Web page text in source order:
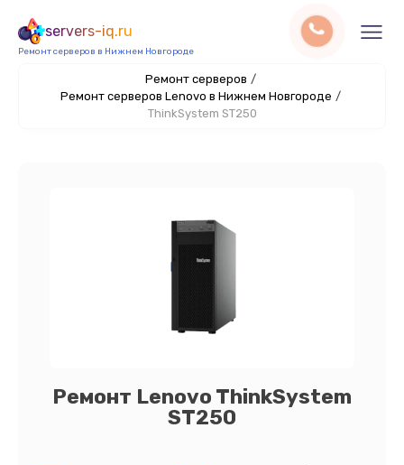
servers-iq.ru
Ремонт серверов в Нижнем Новгороде
Ремонт серверов /
Ремонт серверов Lenovo в Нижнем Новгороде /
ThinkSystem ST250
Ремонт Lenovo ThinkSystem
ST250